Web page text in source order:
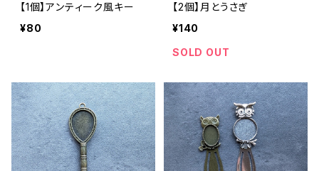
【1個】アンティーク風キー
¥80
【2個】月とうさぎ
¥140
SOLD OUT